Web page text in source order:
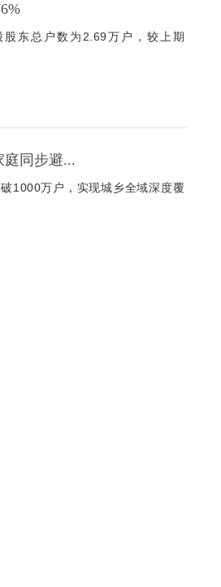
东总户数为2.69万户，较上期
庭同步避...
1000万户，实现城乡全域深度覆